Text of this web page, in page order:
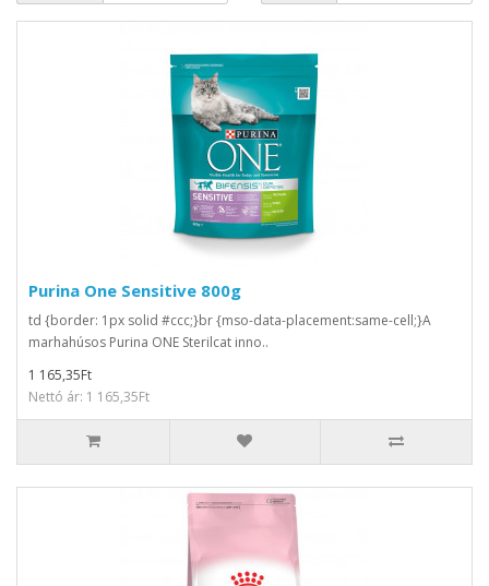
Purina One Sensitive 800g
td {border: 1px solid #ccc;}br {mso-data-placement:same-cell;}A
marhahúsos Purina ONE Sterilcat inno..
1 165,35Ft
Nettó ár: 1 165,35Ft